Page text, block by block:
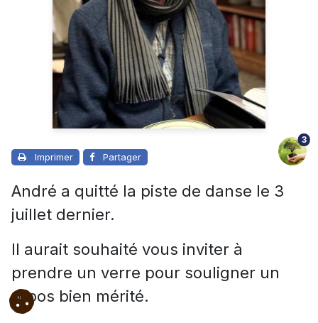
Imprimer Partager
3
André a quitté la piste de danse le 3
juillet dernier.
Il aurait souhaité vous inviter à
prendre un verre pour souligner un
repos bien mérité.